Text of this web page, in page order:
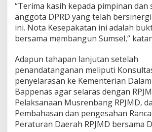
9
“Terima kasih kepada pimpinan dan
anggota DPRD yang telah
ini. Nota Kesepakatan ini adalah
bersama membangun Sumsel,”
Adapun tahapan lanjutan setelah
penandatanganan meliputi
penyelarasan ke Kementerian
Bappenas agar selaras dengan
Pelaksanaan Musrenbang RPJMD,
Pembahasan dan pengesahan
Peraturan Daerah RPJMD bersama